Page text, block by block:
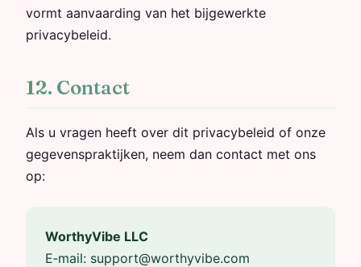
vormt aanvaarding van het bijgewerkte
privacybeleid.
12. Contact
Als u vragen heeft over dit privacybeleid of onze
gegevenspraktijken, neem dan contact met ons
op:
WorthyVibe LLC
E‑mail: support@worthyvibe.com